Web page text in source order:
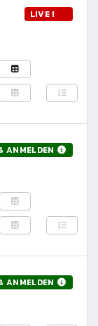
LIVE !
ANMELDEN
ANMELDEN